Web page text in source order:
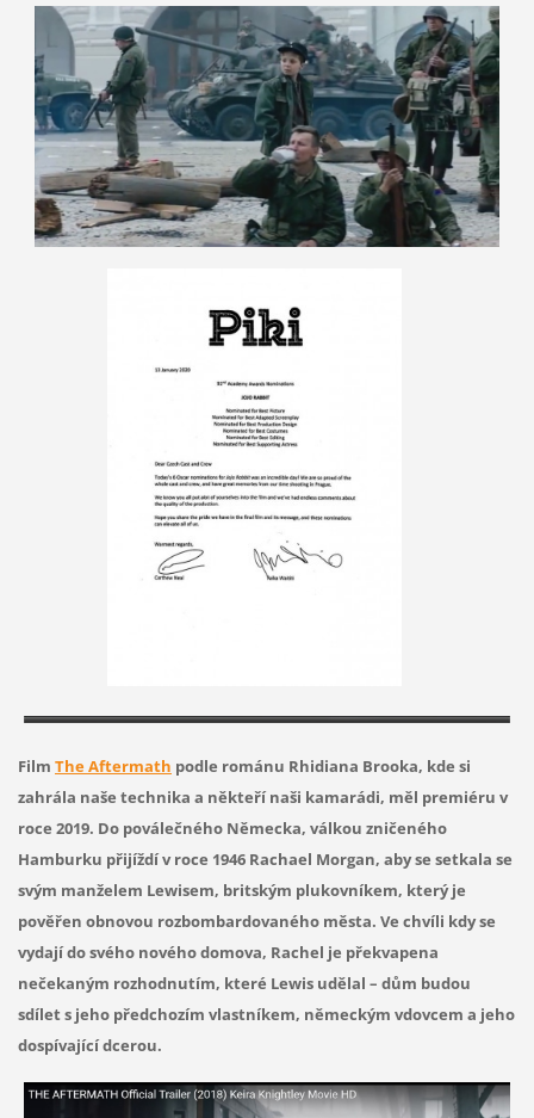
Film The Aftermath podle románu Rhidiana Brooka, kde si
zahrála naše technika a někteří naši kamarádi, měl premiéru v
roce 2019. Do poválečného Německa, válkou zničeného
Hamburku přijíždí v roce 1946 Rachael Morgan, aby se setkala se
svým manželem Lewisem, britským plukovníkem, který je
pověřen obnovou rozbombardovaného města. Ve chvíli kdy se
vydají do svého nového domova, Rachel je překvapena
nečekaným rozhodnutím, které Lewis udělal – dům budou
sdílet s jeho předchozím vlastníkem, německým vdovcem a jeho
dospívající dcerou.